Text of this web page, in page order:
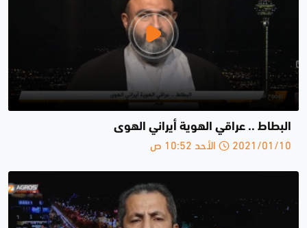
البطاط .. عراقي الهوية أيراني الهوى
2021/01/10 الأحد 10:52 ص